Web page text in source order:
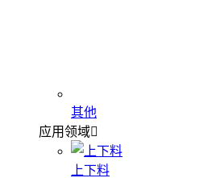
其他
应用领域
上下料